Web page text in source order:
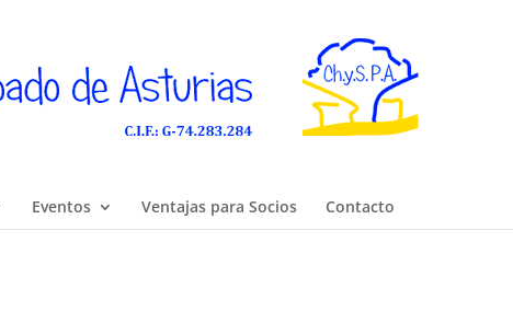
Eventos Ventajas para Socios Contacto